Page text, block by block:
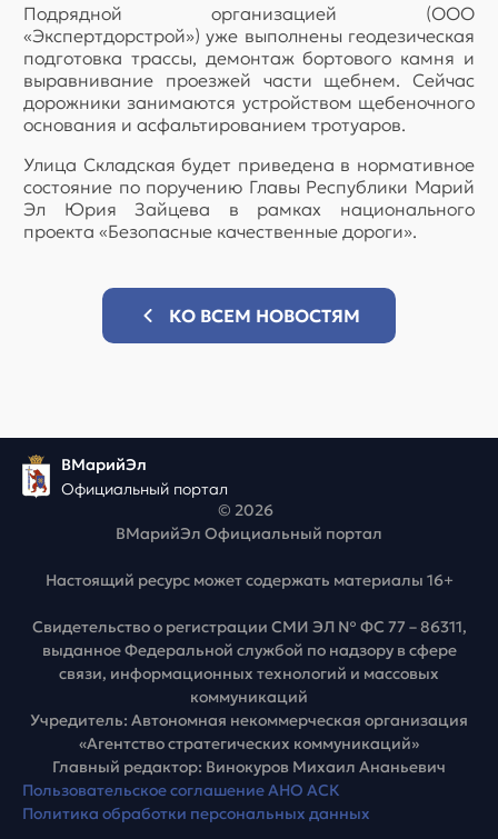
Подрядной организацией (ООО
«Экспертдорстрой») уже выполнены геодезическая
подготовка трассы, демонтаж бортового камня и
выравнивание проезжей части щебнем. Сейчас
дорожники занимаются устройством щебеночного
основания и асфальтированием тротуаров.
Улица Складская будет приведена в нормативное
состояние по поручению Главы Республики Марий
Эл Юрия Зайцева в рамках национального
проекта «Безопасные качественные дороги».
КО ВСЕМ НОВОСТЯМ
ВМарийЭл
Официальный портал
© 2026
ВМарийЭл Официальный портал
Настоящий ресурс может содержать материалы 16+
Свидетельство о регистрации СМИ ЭЛ № ФС 77 – 86311,
выданное Федеральной службой по надзору в сфере
связи, информационных технологий и массовых
коммуникаций
Учредитель: Автономная некоммерческая организация
«Агентство стратегических коммуникаций»
Главный редактор: Винокуров Михаил Ананьевич
Пользовательское соглашение АНО АСК
Политика обработки персональных данных